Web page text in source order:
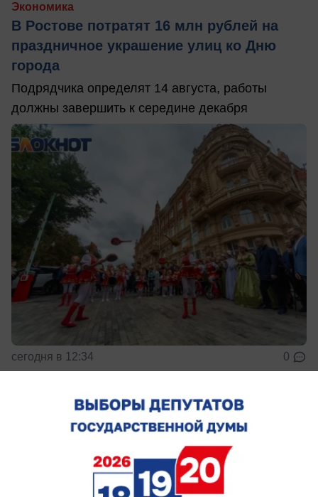
Экономика
В Ростове потратят 16 млн рублей на
праздничное украшение улиц ко Дню
города
Подрядчика определят 14 августа, работы
должны завершить к середине декабря
сегодня в 12:34 0
Происшествия
В Ростове-на-Дону военнослужащего
избили железной трубой ночью из-за
спора на дороге
У него тяжелые травмы, а хулиганы скрылись